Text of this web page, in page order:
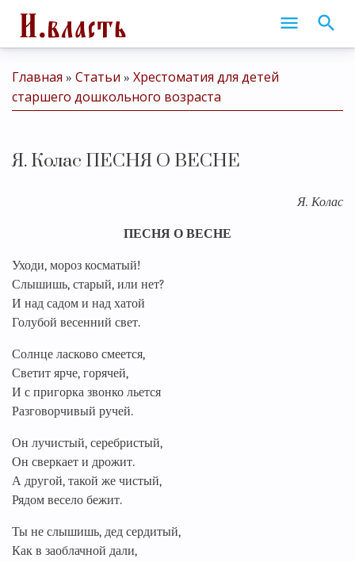
Главная » Статьи » Хрестоматия для детей
старшего дошкольного возраста
Я. Колас ПЕСНЯ О ВЕСНЕ
Я. Колас
ПЕСНЯ О ВЕСНЕ
Уходи, мороз косматый!
Слышишь, старый, или нет?
И над садом и над хатой
Голубой весенний свет.
Солнце ласково смеется,
Светит ярче, горячей,
И с пригорка звонко льется
Разговорчивый ручей.
Он лучистый, серебристый,
Он сверкает и дрожит.
А другой, такой же чистый,
Рядом весело бежит.
Ты не слышишь, дед сердитый,
Как в заоблачной дали,